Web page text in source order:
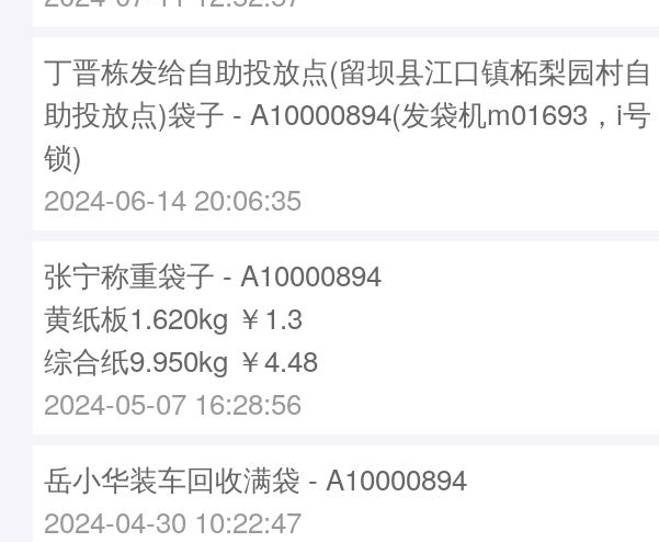
丁晋栋发给自助投放点(留坝县江口镇柘梨园村自
助投放点)袋子 - A10000894(发袋机m01693，i号
锁)
2024-06-14 20:06:35
张宁称重袋子 - A10000894
黄纸板1.620kg ￥1.3
综合纸9.950kg ￥4.48
2024-05-07 16:28:56
岳小华装车回收满袋 - A10000894
2024-04-30 10:22:47